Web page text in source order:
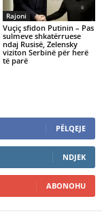
Rajoni
Vuçiç sfidon Putinin – Pas
sulmeve shkatërruese
ndaj Rusisë, Zelensky
viziton Serbinë për herë
të parë
PËLQEJE
NDJEK
ABONOHU